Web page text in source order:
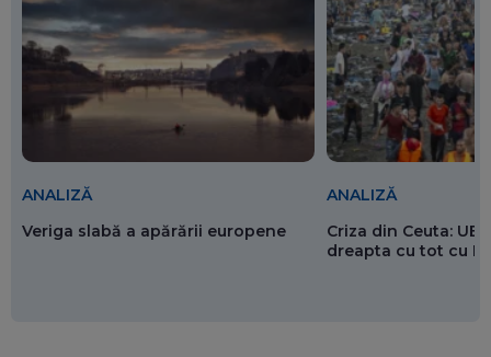
ANALIZĂ
Veriga slabă a apărării europene
ANALIZĂ
Criza din Ceuta: UE
dreapta cu tot cu